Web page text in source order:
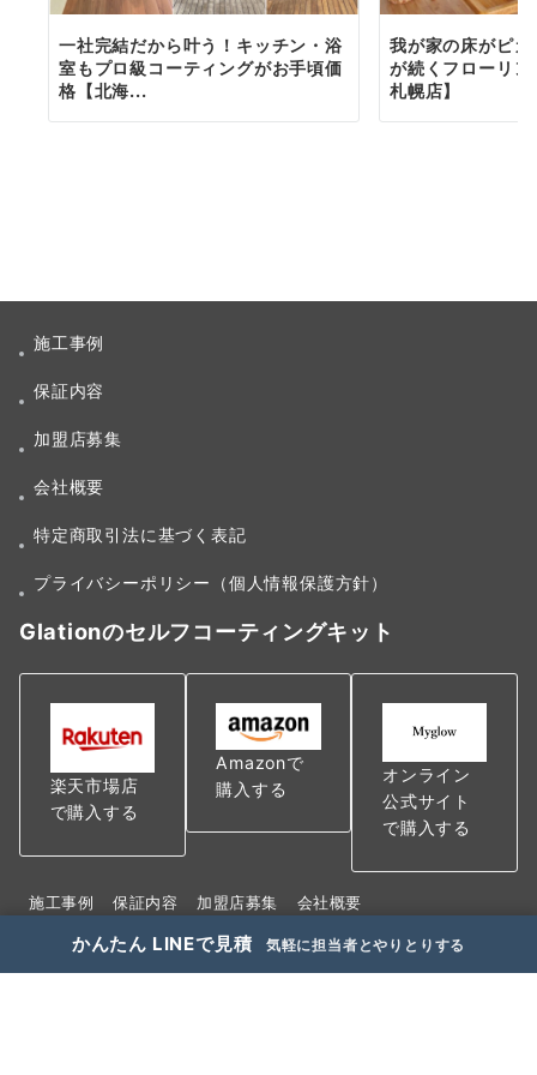
一社完結だから叶う！キッチン・浴
室もプロ級コーティングがお手頃価
格【北海...
我が家の床がピ
が続くフローリ
札幌店】
施工事例
保証内容
加盟店募集
会社概要
特定商取引法に基づく表記
プライバシーポリシー（個人情報保護方針）
Glationのセルフコーティングキット
楽天市場店
で購入する
Amazonで
購入する
オンライン
公式サイト
で購入する
施工事例 保証内容 加盟店募集
会社概要
特定商取引法に基づく表記
プライバシーポリシー（個人情報保護方針）
かんたん LINEで見積 気軽に担当者とやりとりする